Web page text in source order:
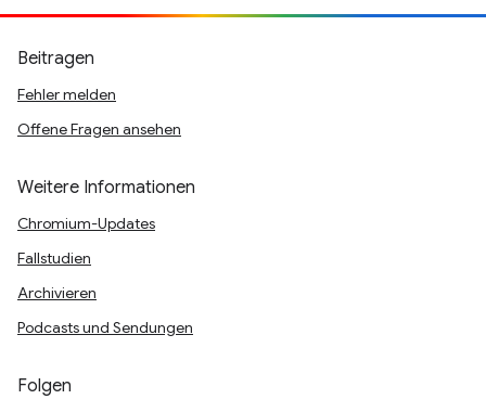
Beitragen
Fehler melden
Offene Fragen ansehen
Weitere Informationen
Chromium-Updates
Fallstudien
Archivieren
Podcasts und Sendungen
Folgen